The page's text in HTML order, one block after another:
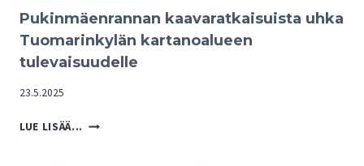
Pukinmäenrannan kaavaratkaisuista uhka
Tuomarinkylän kartanoalueen
tulevaisuudelle
23.5.2025
LUE LISÄÄ... PUKINMÄENRANNAN